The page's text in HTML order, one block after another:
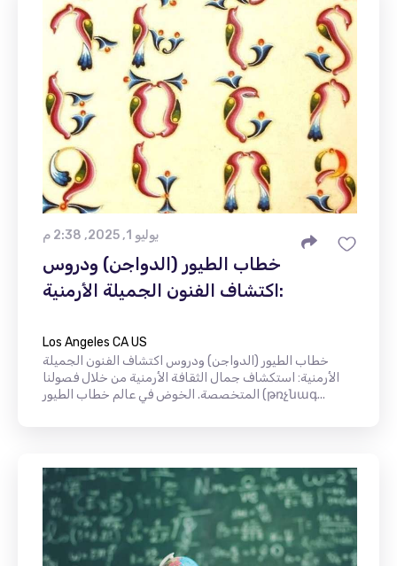
يوليو 1, 2025, 2:38 م
خطاب الطيور (الدواجن) ودروس
اكتشاف الفنون الجميلة الأرمنية:
Los Angeles CA US
خطاب الطيور (الدواجن) ودروس اكتشاف الفنون الجميلة
الأرمنية: استكشاف جمال الثقافة الأرمنية من خلال فصولنا
المتخصصة. الخوض في عالم خطاب الطيور (թռչնագ...